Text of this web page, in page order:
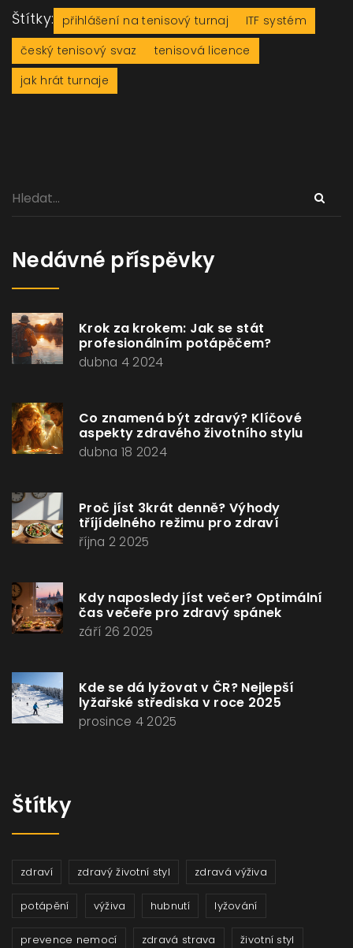
Štítky: přihlášení na tenisový turnaj
ITF systém
český tenisový svaz
tenisová licence
jak hrát turnaje
Nedávné příspěvky
Krok za krokem: Jak se stát
profesionálním potápěčem?
dubna 4 2024
Co znamená být zdravý? Klíčové
aspekty zdravého životního stylu
dubna 18 2024
Proč jíst 3krát denně? Výhody
tříjídelného režimu pro zdraví
října 2 2025
Kdy naposledy jíst večer? Optimální
čas večeře pro zdravý spánek
září 26 2025
Kde se dá lyžovat v ČR? Nejlepší
lyžařské střediska v roce 2025
prosince 4 2025
Štítky
zdraví zdravý životní styl zdravá výživa
potápění výživa hubnutí lyžování
prevence nemocí zdravá strava životní styl